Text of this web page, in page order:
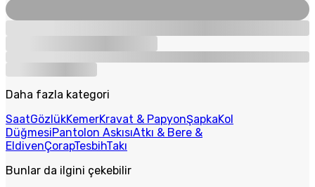
Daha fazla kategori
SaatGözlükKemerKravat & PapyonŞapkaKol
DüğmesiPantolon AskısıAtkı & Bere &
EldivenÇorapTesbihTakı
Bunlar da ilgini çekebilir